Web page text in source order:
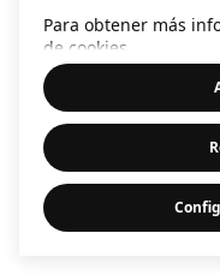
Para obtener más
de cookies